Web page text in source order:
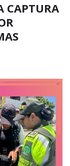
CAPTURA